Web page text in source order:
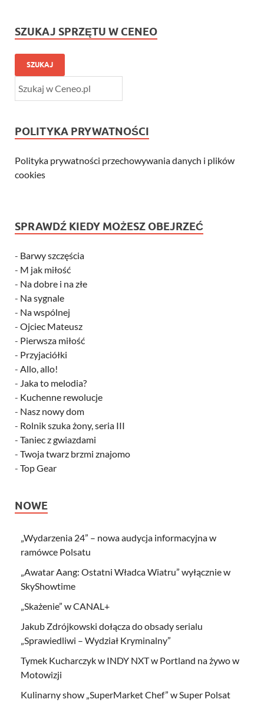
SZUKAJ SPRZĘTU W CENEO
SZUKAJ
POLITYKA PRYWATNOŚCI
Polityka prywatności przechowywania danych i plików
cookies
SPRAWDŹ KIEDY MOŻESZ OBEJRZEĆ
- Barwy szczęścia
- M jak miłość
- Na dobre i na złe
- Na sygnale
- Na wspólnej
- Ojciec Mateusz
- Pierwsza miłość
- Przyjaciółki
- Allo, allo!
- Jaka to melodia?
- Kuchenne rewolucje
- Nasz nowy dom
- Rolnik szuka żony, seria III
- Taniec z gwiazdami
- Twoja twarz brzmi znajomo
- Top Gear
NOWE
„Wydarzenia 24” – nowa audycja informacyjna w
ramówce Polsatu
„Awatar Aang: Ostatni Władca Wiatru” wyłącznie w
SkyShowtime
„Skażenie” w CANAL+
Jakub Zdrójkowski dołącza do obsady serialu
„Sprawiedliwi – Wydział Kryminalny”
Tymek Kucharczyk w INDY NXT w Portland na żywo w
Motowizji
Kulinarny show „SuperMarket Chef” w Super Polsat